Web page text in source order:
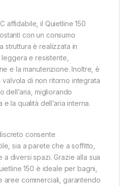
affidabile, il Quietline 150
con un consumo
struttura è realizzata in
e resistente,
e la manutenzione. Inoltre, è
di non ritorno integrata
dell’aria, migliorando
e la qualità dell’aria interna.
consente
sia a parete che a soffitto,
a diversi spazi. Grazie alla sua
150 è ideale per bagni,
aree commerciali, garantendo